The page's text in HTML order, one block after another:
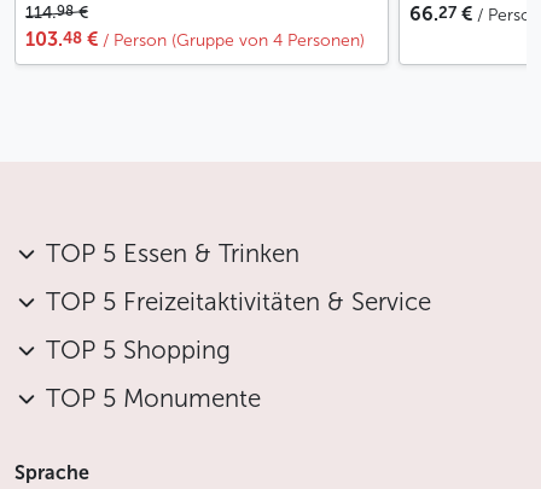
114.98€
103.48 € / Person (Gruppe von 4 Personen)
66.27 € / Person
TOP 5 Essen & Trinken
TOP 5 Freizeitaktivitäten & Service
TOP 5 Shopping
TOP 5 Monumente
Sprache